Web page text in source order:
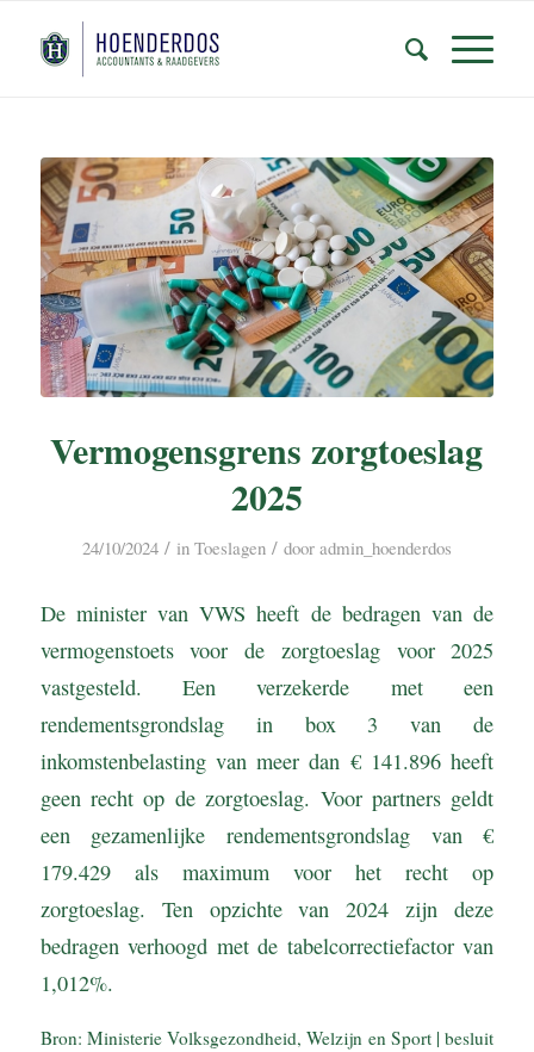
Vermogensgrens zorgtoeslag
2025
24/10/2024 / in Toeslagen / door admin_hoenderdos
De minister van VWS heeft de bedragen van de
vermogenstoets voor de zorgtoeslag voor 2025
vastgesteld. Een verzekerde met een
rendementsgrondslag in box 3 van de
inkomstenbelasting van meer dan € 141.896 heeft
geen recht op de zorgtoeslag. Voor partners geldt
een gezamenlijke rendementsgrondslag van €
179.429 als maximum voor het recht op
zorgtoeslag. Ten opzichte van 2024 zijn deze
bedragen verhoogd met de tabelcorrectiefactor van
1,012%.
Bron: Ministerie Volksgezondheid, Welzijn en Sport | besluit